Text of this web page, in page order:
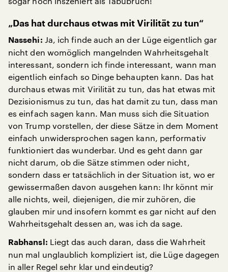
„Das hat durchaus etwas mit Virilität zu tun“
Nassehi: Ja, ich finde auch an der Lüge eigentlich gar
nicht den womöglich mangelnden Wahrheitsgehalt
interessant, sondern ich finde interessant, wann man
eigentlich einfach so Dinge behaupten kann. Das hat
durchaus etwas mit Virilität zu tun, das hat etwas mit
Dezisionismus zu tun, das hat damit zu tun, dass man
es einfach sagen kann. Man muss sich die Situation
von Trump vorstellen, der diese Sätze in dem Moment
einfach unwidersprochen sagen kann, performativ
funktioniert das wunderbar. Und es geht dann gar
nicht darum, ob die Sätze stimmen oder nicht,
sondern dass er tatsächlich in der Situation ist, wo er
gewissermaßen davon ausgehen kann: Ihr könnt mir
alle nichts, weil, diejenigen, die mir zuhören, die
glauben mir und insofern kommt es gar nicht auf den
Wahrheitsgehalt dessen an, was ich da sage.
Rabhansl: Liegt das auch daran, dass die Wahrheit
nun mal unglaublich kompliziert ist, die Lüge dagegen
in aller Regel sehr klar und eindeutig?